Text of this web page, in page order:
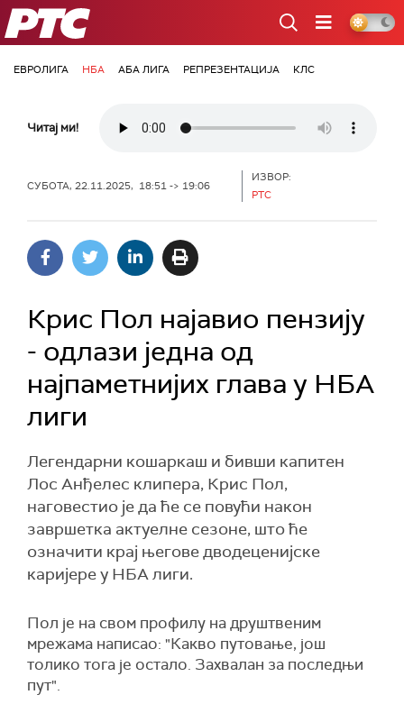
РТС
ЕВРОЛИГА НБА АБА ЛИГА РЕПРЕЗЕНТАЦИЈА КЛС
Читај ми!
СУБОТА, 22.11.2025, 18:51 -> 19:06
ИЗВОР:
РТС
Крис Пол најавио пензију
- одлази једна од
најпаметнијих глава у НБА
лиги
Легендарни кошаркаш и бивши капитен
Лос Анђелес клипера, Крис Пол,
наговестио је да ће се повући након
завршетка актуелне сезоне, што ће
означити крај његове дводеценијске
каријере у НБА лиги.
Пол је на свом профилу на друштвеним
мрежама написао: "Какво путовање, још
толико тога је остало. Захвалан за последњи
пут".